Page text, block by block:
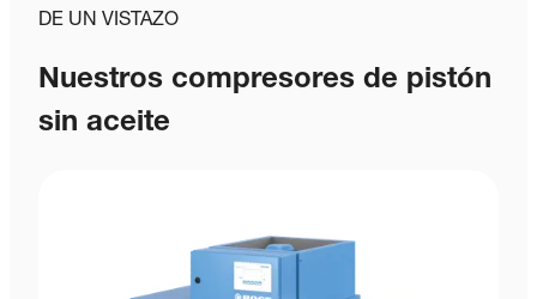
DE UN VISTAZO
Nuestros compresores de pistón
sin aceite